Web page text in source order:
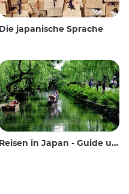
Die japanische Sprache
Reisen in Japan - Guide und Wissenswertes